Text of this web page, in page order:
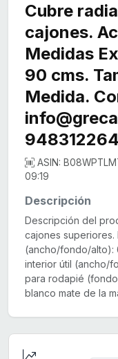
Cubre
cajones.
Medidas
90 cms.
Medida.
948312264
ASIN:
09:19
Descripción
Descripción del
cajones
(ancho/fondo/alto):
interior útil (ancho/
para rodapié
blanco mate de la